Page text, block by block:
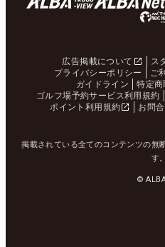
広告掲載について ス
プライバシーポリシー
ご
ガイドライン
特定
ゴルフ場予約サービス利用規約
ポイント利用規約
お問
掲載されている全てのコンテンツの無
す。
©